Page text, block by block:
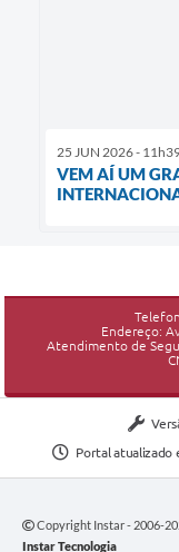
25 JUN 2026 -
VEM AÍ UM
Endereço:
Atendimento de
Portal atualizado
Copyright Instar - 2006-
Instar Tecnologia